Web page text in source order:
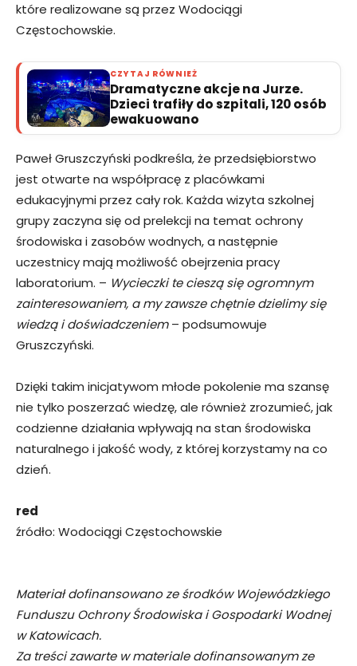
które realizowane są przez Wodociągi
Częstochowskie.
CZYTAJ RÓWNIEŻ
Dramatyczne akcje na Jurze.
Dzieci trafiły do szpitali, 120 osób
ewakuowano
Paweł Gruszczyński podkreśla, że przedsiębiorstwo
jest otwarte na współpracę z placówkami
edukacyjnymi przez cały rok. Każda wizyta szkolnej
grupy zaczyna się od prelekcji na temat ochrony
środowiska i zasobów wodnych, a następnie
uczestnicy mają możliwość obejrzenia pracy
laboratorium. – Wycieczki te cieszą się ogromnym
zainteresowaniem, a my zawsze chętnie dzielimy się
wiedzą i doświadczeniem– podsumowuje
Gruszczyński.
Dzięki takim inicjatywom młode pokolenie ma szansę
nie tylko poszerzać wiedzę, ale również zrozumieć, jak
codzienne działania wpływają na stan środowiska
naturalnego i jakość wody, z której korzystamy na co
dzień.
red
źródło: Wodociągi Częstochowskie
Materiał dofinansowano ze środków Wojewódzkiego
Funduszu Ochrony Środowiska i Gospodarki Wodnej
w Katowicach.
Za treści zawarte w materiale dofinansowanym ze